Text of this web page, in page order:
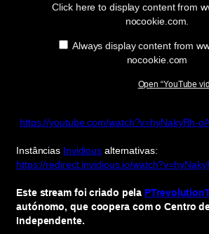
Click here to display content from
nocookie.com.
Always display content from
nocookie.com
Open “YouTube
https://youtube.com/watch?v=hyNakyRh-
Instâncias Invidious alternativas:
https://redirect.invidious.io/
Este stream foi criado pela
autónomo, que coopera com o Centro
Independente.